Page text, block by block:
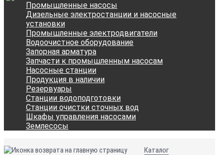
Промышленные насосы
Дизельные электростанции и насосные
установки
Промышленные электродвигатели
Водоочистное оборудование
Запорная арматура
Запчасти к промышленным насосам
Насосные станции
Продукция в наличии
Резервуары
Станции водоподготовки
Станции очистки сточных вод
Шкафы управления насосами
Землесосы
Каталог